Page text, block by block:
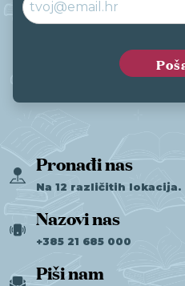
Pronađi nas
Na 12 različitih lokacija.
Nazovi nas
+385 21 685 000
Piši nam